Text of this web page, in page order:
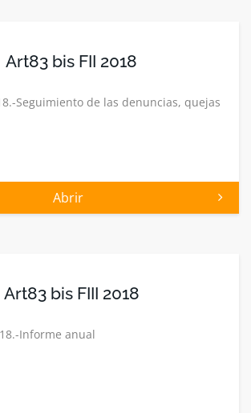
Art83 bis FII 2018
Seguimiento de las denuncias, quejas
Abrir
Art83 bis FIII 2018
Informe anual